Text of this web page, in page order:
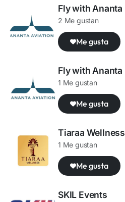
Fly with Ananta
2 Me gustan
Me gusta
Fly with Ananta
1 Me gustan
Me gusta
Tiaraa Wellness
1 Me gustan
Me gusta
SKIL Events